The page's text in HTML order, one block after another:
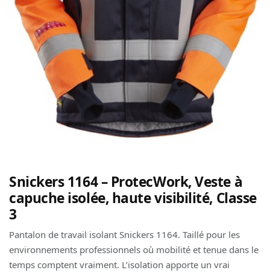
Snickers 1164 – ProtecWork, Veste à
capuche isolée, haute visibilité, Classe
3
Pantalon de travail isolant Snickers 1164. Taillé pour les
environnements professionnels où mobilité et tenue dans le
temps comptent vraiment. L’isolation apporte un vrai